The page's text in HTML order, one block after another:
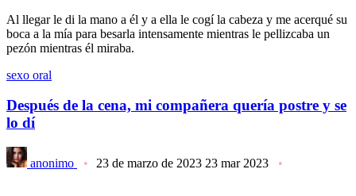
Al llegar le di la mano a él y a ella le cogí la cabeza y me acerqué su
boca a la mía para besarla intensamente mientras le pellizcaba un
pezón mientras él miraba.
sexo oral
Después de la cena, mi compañera quería postre y se
lo dí
anonimo 23 de marzo de 2023 23 mar 2023